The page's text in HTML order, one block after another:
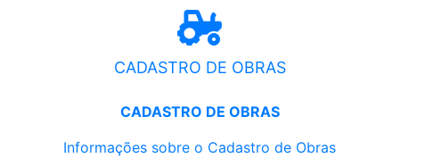
CADASTRO DE OBRAS
CADASTRO DE OBRAS
Informações sobre o Cadastro de Obras